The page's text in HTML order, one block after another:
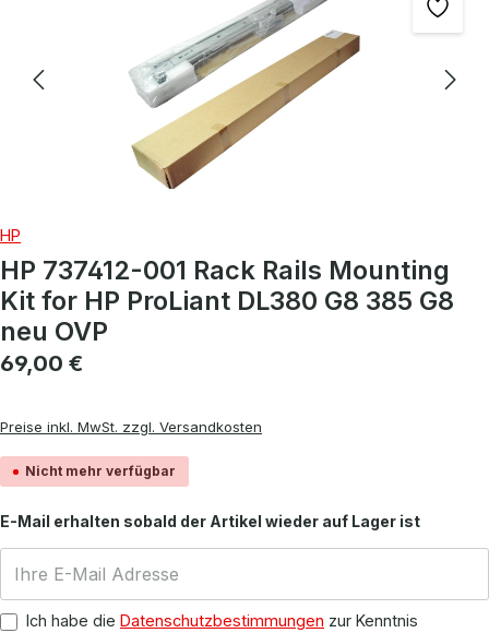
HP
HP 737412-001 Rack Rails Mounting
Kit for HP ProLiant DL380 G8 385 G8
neu OVP
Regulärer Preis:
69,00 €
Preise inkl. MwSt. zzgl. Versandkosten
Nicht mehr verfügbar
E-Mail erhalten sobald der Artikel wieder auf Lager ist
Ich habe die Datenschutzbestimmungen zur Kenntnis